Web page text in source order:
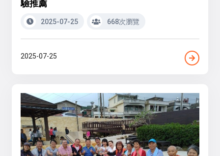
驗推薦
2025-07-25 668次瀏覽
2025-07-25